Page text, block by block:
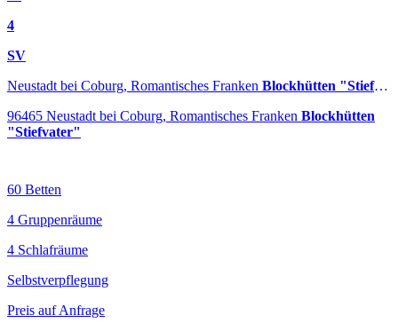
4
SV
Neustadt bei Coburg, Romantisches Franken Blockhütten "Stiefvater"
96465 Neustadt bei Coburg, Romantisches Franken Blockhütten
"Stiefvater"
60 Betten
4 Gruppenräume
4 Schlafräume
Selbstverpflegung
Preis auf Anfrage